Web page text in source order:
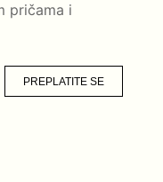
pričama i
PREPLATITE SE